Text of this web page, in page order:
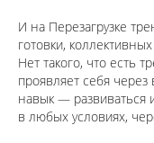
И на Перезагрузке
готовки,
Нет такого, что есть
проявляет себя
навык — развиваться
в любых условиях,